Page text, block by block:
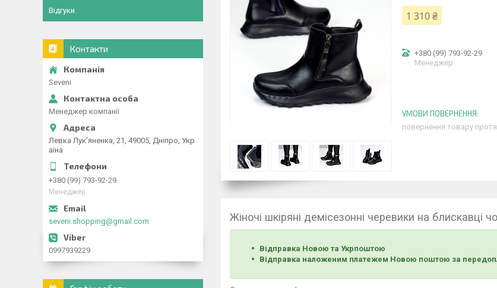
1 310 ₴
+380 (99) 793-92-29
Менеджер
повернення товару
Жіночі шкіряні демісезонні черевики на блискавці
Відправка Новою та Укрпоштою
Відправка наложеним платежем Новою поштою за
Відгуки
Контакти
Seveni
Менеджер компанії
Левка Лук'яненка, 21, 49005, Дніпро, Укр
аїна
+380 (99) 793-92-29
Менеджер
seveni.shopping@gmail.com
0997939229